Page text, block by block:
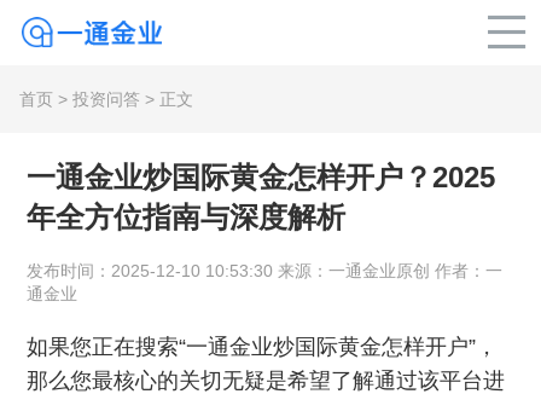
首页 > 投资问答 > 正文
一通金业炒国际黄金怎样开户？2025
年全方位指南与深度解析
发布时间：2025-12-10 10:53:30 来源：一通金业原创 作者：一
通金业
如果您正在搜索“一通金业炒国际黄金怎样开户”，
那么您最核心的关切无疑是希望了解通过该平台进